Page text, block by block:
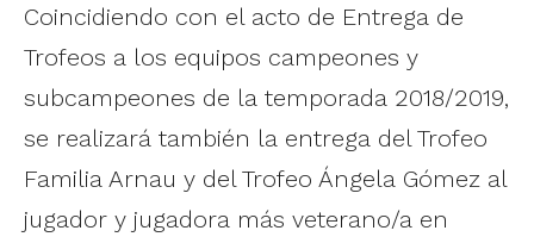
Coincidiendo con el acto de Entrega de
Trofeos a los equipos campeones y
subcampeones de la temporada 2018/2019,
se realizará también la entrega del Trofeo
Familia Arnau y del Trofeo Ángela Gómez al
jugador y jugadora más veterano/a en